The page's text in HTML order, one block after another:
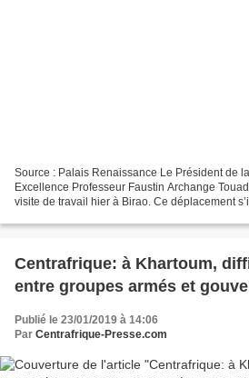
Source : Palais Renaissance Le Président de
Excellence Professeur Faustin Archange
visite de travail hier à Birao. Ce déplacement
Centrafrique: à Khartoum,
entre groupes armés et
Publié le 23/01/2019 à 14:06
Par Centrafrique-Presse.com